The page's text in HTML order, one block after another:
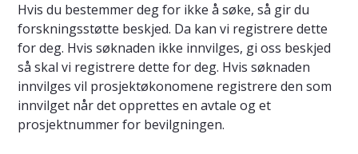
Hvis du bestemmer deg for ikke å søke, så gir du
forskningsstøtte beskjed. Da kan vi registrere dette
for deg. Hvis søknaden ikke innvilges, gi oss beskjed
så skal vi registrere dette for deg. Hvis søknaden
innvilges vil prosjektøkonomene registrere den som
innvilget når det opprettes en avtale og et
prosjektnummer for bevilgningen.